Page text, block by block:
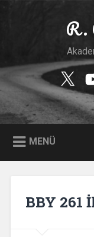
R.
MENÜ
BBY 261